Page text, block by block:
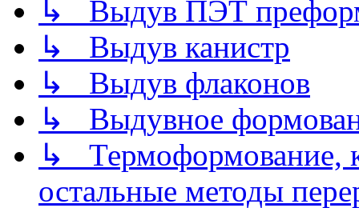
↳ Выдув ПЭТ
↳ Выдув канистр
↳ Выдув флаконов
↳ Выдувное
↳ Термоформование,
остальные методы